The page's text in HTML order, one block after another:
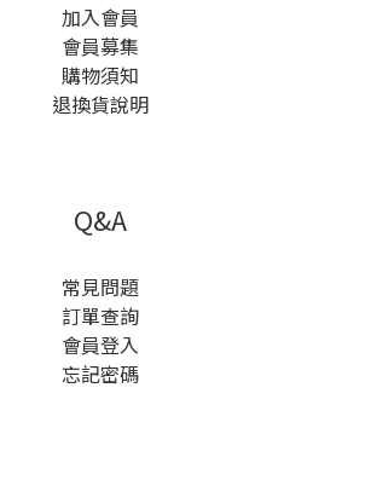
加入會員
會員募集
購物須知
退換貨說明
Q&A
常見問題
訂單查詢
會員登入
忘記密碼